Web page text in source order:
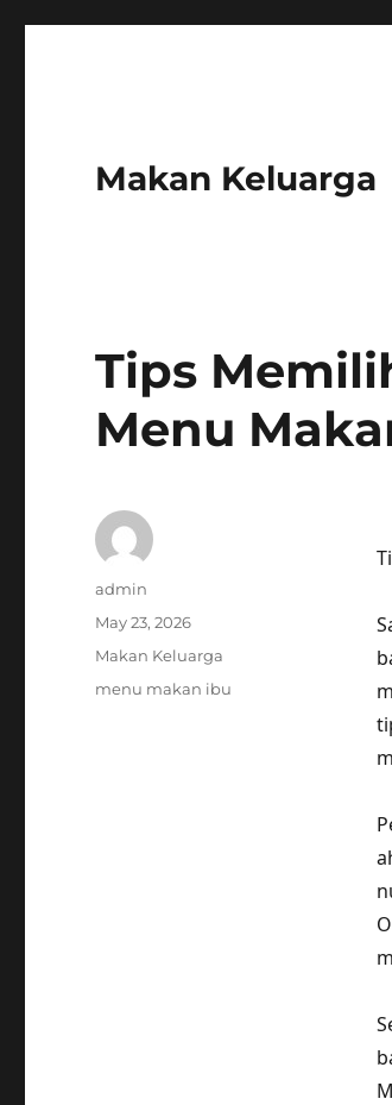
Makan Keluarga
Tips
Menu
Author
admin
Posted
May 23, 2026
Categories
Makan Keluarga
Tags
menu makan ibu